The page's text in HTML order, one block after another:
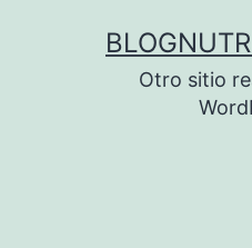
Otro sitio